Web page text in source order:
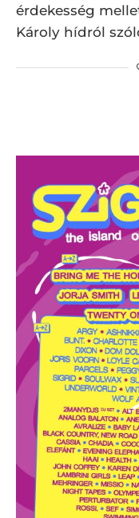
érdekesség
Károly hídról